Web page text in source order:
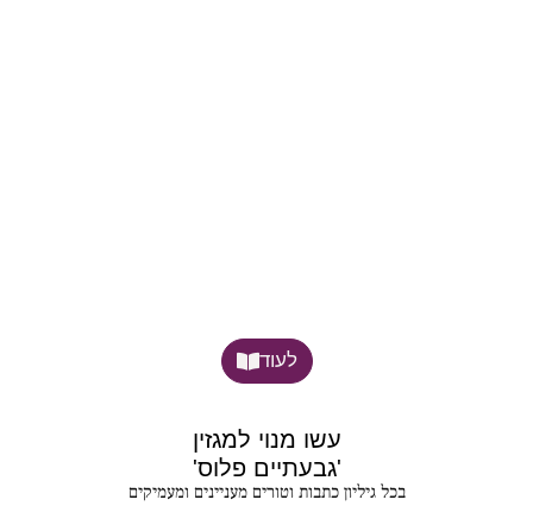
לעוד
עשו מנוי למגזין
'גבעתיים פלוס'
בכל גיליון כתבות וטורים מעניינים ומעמיקים